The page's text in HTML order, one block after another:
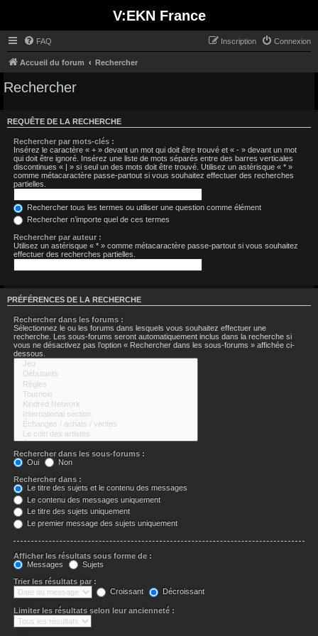
V:EKN France
FAQ Connexion
Inscription
Accueil du forum Rechercher
Rechercher
REQUÊTE DE LA RECHERCHE
Rechercher par mots-clés :
Insérez le caractère « + » devant un mot qui doit être trouvé et « - » devant un mot
qui doit être ignoré. Insérez une liste de mots séparés entre des barres verticales
discontinues « | » si seul un des mots doit être trouvé. Utilisez un astérisque « * »
comme métacaractère passe-partout si vous souhaitez effectuer des recherches
partielles.
Rechercher tous les termes ou utiliser une question comme élément
Rechercher n’importe quel de ces termes
Rechercher par auteur :
Utilisez un astérisque « * » comme métacaractère passe-partout si vous souhaitez
effectuer des recherches partielles.
PRÉFÉRENCES DE LA RECHERCHE
Rechercher dans les forums :
Sélectionnez le ou les forums dans lesquels vous souhaitez effectuer une
recherche. Les sous-forums seront automatiquement inclus dans la recherche si
vous ne désactivez pas l’option « Rechercher dans les sous-forums » affichée ci-
dessous.
Rechercher dans les sous-forums :
Oui
Non
Rechercher dans :
Le titre des sujets et le contenu des messages
Le contenu des messages uniquement
Le titre des sujets uniquement
Le premier message des sujets uniquement
Afficher les résultats sous forme de :
Messages
Sujets
Trier les résultats par :
Croissant
Décroissant
Limiter les résultats selon leur ancienneté :